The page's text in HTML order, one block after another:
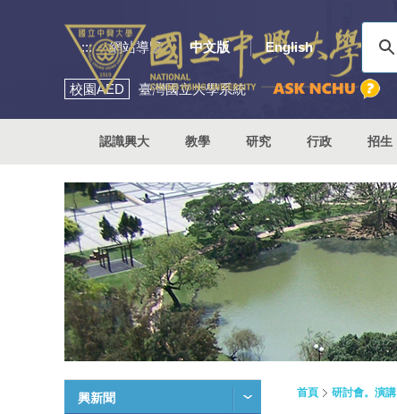
::: 網站導覽 中文版 English
校園AED 臺灣國立大學系統
認識興大 教學 研究 行政 招生
興新聞 首頁 研討會。演講